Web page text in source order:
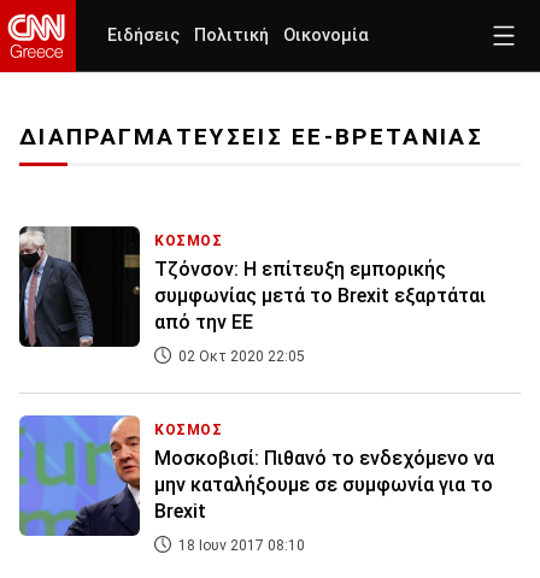
Ειδήσεις Πολιτική Οικονομία
ΔΙΑΠΡΑΓΜΑΤΕΥΣΕΙΣ ΕΕ-ΒΡΕΤΑΝΙΑΣ
ΚΟΣΜΟΣ
Τζόνσον: Η επίτευξη εμπορικής
συμφωνίας μετά το Brexit εξαρτάται
από την ΕΕ
02 Οκτ 2020 22:05
ΚΟΣΜΟΣ
Μοσκοβισί: Πιθανό το ενδεχόμενο να
μην καταλήξουμε σε συμφωνία για το
Brexit
18 Ιουν 2017 08:10